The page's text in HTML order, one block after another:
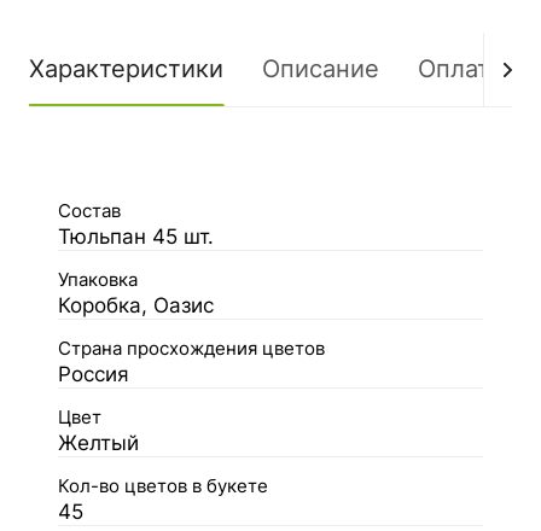
Характеристики Описание Оплата
Состав
Тюльпан 45 шт.
Упаковка
Коробка, Оазис
Страна просхождения цветов
Россия
Цвет
Желтый
Кол-во цветов в букете
45